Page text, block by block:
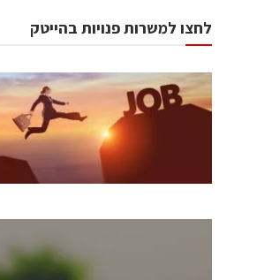
לחצו למשרות פנויות בהייטק